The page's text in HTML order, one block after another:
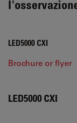
LED5000 CXI
Brochure or flyer
LED5000 CXI